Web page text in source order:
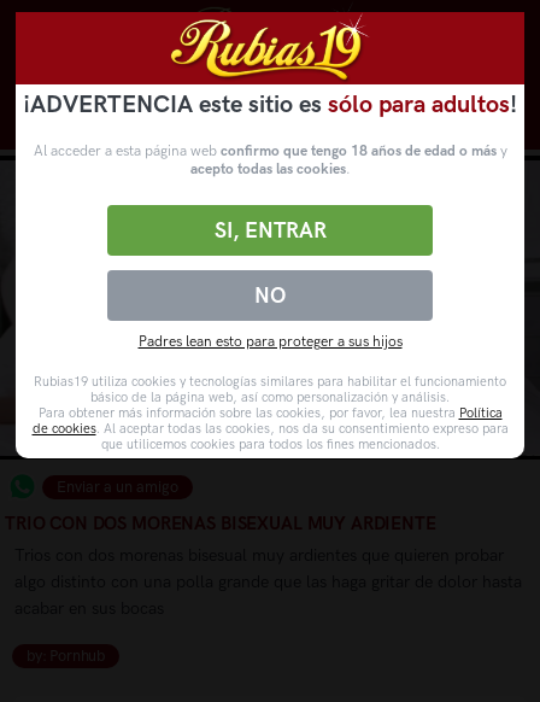
Enviar a un amigo
TRIO CON DOS MORENAS BISEXUAL MUY ARDIENTE
by: Pornhub
¡ADVERTENCIA este sitio es sólo para adultos!
Al acceder a esta página web confirmo que tengo 18 años de edad o másy
acepto todas las cookies.
NO
SI, ENTRAR
Padres lean esto para proteger a sus hijos
Rubias19 utiliza cookies y tecnologías similares para habilitar el funcionamiento
básico de la página web, así como personalización y análisis.
Para obtener más información sobre las cookies, por favor, lea nuestra Política
de cookies. Al aceptar todas las cookies, nos da su consentimiento expreso para
que utilicemos cookies para todos los fines mencionados.